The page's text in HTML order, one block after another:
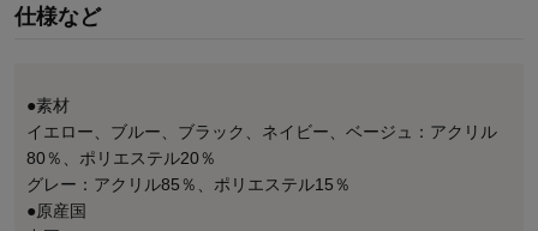
仕様など
●素材
イエロー、ブルー、ブラック、ネイビー、ベージュ：アクリル
80％、ポリエステル20％
グレー：アクリル85％、ポリエステル15％
●原産国